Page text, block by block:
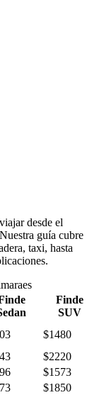
desde el
guía cubre
taxi, hasta
Finde
SUV
$1480
$2220
$1573
$1850